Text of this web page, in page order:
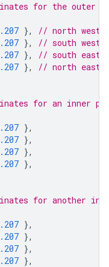
for the outer
},
// north west
},
// south west
},
// south east
},
// north east
for an inner
},
},
},
},
for another
},
},
},
},